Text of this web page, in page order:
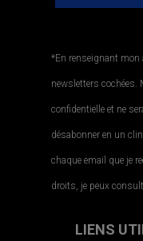
*En renseignant mon
newsletters cochées.
confidentielle et ne
désabonner en un
chaque email que je
droits, je peux
LIENS